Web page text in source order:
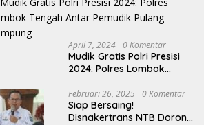
April 7, 2024 0 Komentar
Mudik Gratis Polri Presisi
2024: Polres Lombok
Pulang Kampung
Februari 26, 2025 0 Komentar
Siap Bersaing!
Disnakertrans NTB Dorong